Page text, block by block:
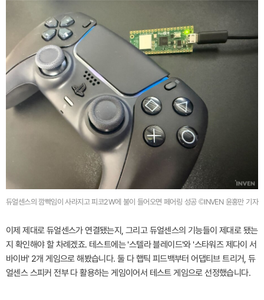
듀얼센스의 깜빡임이 사라지고 피코2W에 불이 들어오면 페어링 성공 ©INVEN 윤홍만 기자
이제 제대로 듀얼센스가 연결됐는지, 그리고 듀얼센스의 기능들이 제대로 됐는
지 확인해야 할 차례겠죠. 테스트에는 '스텔라 블레이드'와 '스타워즈 제다이 서
바이버' 2개 게임으로 해봤습니다. 둘 다 햅틱 피드백부터 어댑티브 트리거, 듀
얼센스 스피커 전부 다 활용하는 게임이어서 테스트 게임으로 선정했습니다.